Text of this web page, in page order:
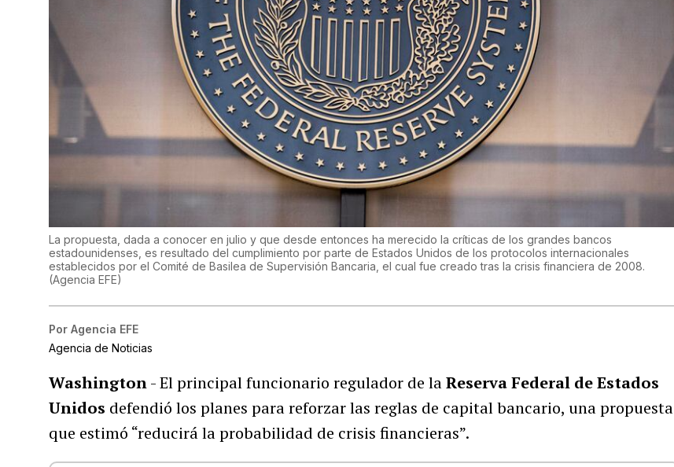
La propuesta, dada a conocer en julio y que desde entonces ha merecido la críticas de los grandes bancos
estadounidenses, es resultado del cumplimiento por parte de Estados Unidos de los protocolos internacionales
establecidos por el Comité de Basilea de Supervisión Bancaria, el cual fue creado tras la crisis financiera de 2008.
(Agencia EFE)
Por Agencia EFE
Agencia de Noticias
Washington- El principal funcionario regulador de laReserva Federal de Estados
Unidos defendió los planes para reforzar las reglas de capital bancario, una propuesta
que estimó “reducirá la probabilidad de crisis financieras”.